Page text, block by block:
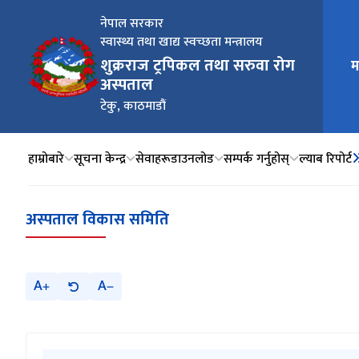
नेपाल सरकार
स्वास्थ्य तथा खाद्य स्वच्छता मन्त्रालय
शुक्रराज ट्रपिकल तथा सरुवा रोग
अस्पताल
टेकु, काठमाडौं
मुख्य
हाम्रोबारे सूचना केन्द्र सेवाहरूडाउनलोड सम्पर्क गर्नुहोस् ल्याब रिपोर्ट
अस्पताल विकास समिति
A A